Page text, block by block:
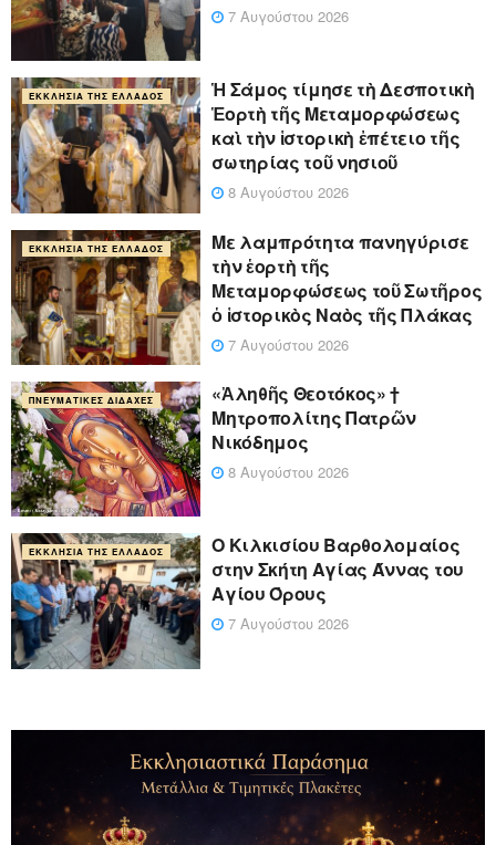
7 Αυγούστου 2026
ΕΚΚΛΗΣΊΑ ΤΗΣ ΕΛΛΆΔΟΣ
Ἡ Σάμος τίμησε τὴ Δεσποτικὴ
Ἑορτὴ τῆς Μεταμορφώσεως
καὶ τὴν ἱστορικὴ ἐπέτειο τῆς
σωτηρίας τοῦ νησιοῦ
8 Αυγούστου 2026
ΕΚΚΛΗΣΊΑ ΤΗΣ ΕΛΛΆΔΟΣ
Με λαμπρότητα πανηγύρισε
τὴν ἑορτὴ τῆς
Μεταμορφώσεως τοῦ Σωτῆρος
ὁ ἱστορικὸς Ναὸς τῆς Πλάκας
7 Αυγούστου 2026
ΠΝΕΥΜΑΤΙΚΈΣ ΔΙΔΑΧΈΣ
«Ἀληθῆς Θεοτόκος» †
Μητροπολίτης Πατρῶν
Νικόδημος
8 Αυγούστου 2026
ΕΚΚΛΗΣΊΑ ΤΗΣ ΕΛΛΆΔΟΣ
Ο Κιλκισίου Βαρθολομαίος
στην Σκήτη Αγίας Άννας του
Αγίου Όρους
7 Αυγούστου 2026